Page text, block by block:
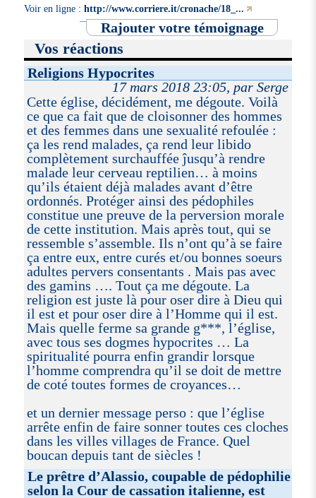
Voir en ligne :http://www.corriere.it/cronache/18_...
Rajouter votre témoignage
Vos réactions
Religions Hypocrites
17 mars 2018 23:05, par Serge
Cette église, décidément, me dégoute. Voilà
ce que ca fait que de cloisonner des hommes
et des femmes dans une sexualité refoulée :
ça les rend malades, ça rend leur libido
complètement surchauffée ĵusqu’à rendre
malade leur cerveau reptilien… à moins
qu’ils étaient déjà malades avant d’être
ordonnés. Protéger ainsi des pédophiles
constitue une preuve de la perversion morale
de cette institution. Mais après tout, qui se
ressemble s’assemble. Ils n’ont qu’à se faire
ça entre eux, entre curés et/ou bonnes soeurs
adultes pervers consentants . Mais pas avec
des gamins …. Tout ça me dégoute. La
religion est juste là pour oser dire à Dieu qui
il est et pour oser dire à l’Homme qui il est.
Mais quelle ferme sa grande g***, l’église,
avec tous ses dogmes hypocrites … La
spiritualité pourra enfin grandir lorsque
l’homme comprendra qu’il se doit de mettre
de coté toutes formes de croyances…
et un dernier message perso : que l’église
arrête enfin de faire sonner toutes ces cloches
dans les villes villages de France. Quel
boucan depuis tant de siècles !
Le prêtre d’Alassio, coupable de pédophilie
selon la Cour de cassation italienne, est